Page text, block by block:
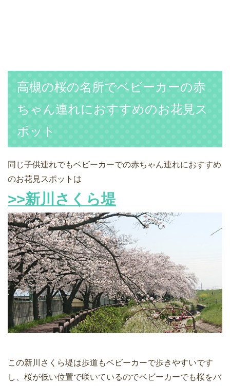
高槻の桜の名所でベビーカーの赤
ちゃん連れにおすすめのお花見ス
ポット
同じ子供連れでもベビーカーでの赤ちゃん連れにおすすめ
のお花見スポットは
>>新川さくら堤
この新川さくら堤は歩道もベビーカーで歩きやすいです
し、桜が低い位置で咲いているのでベビーカーでも桜をバ